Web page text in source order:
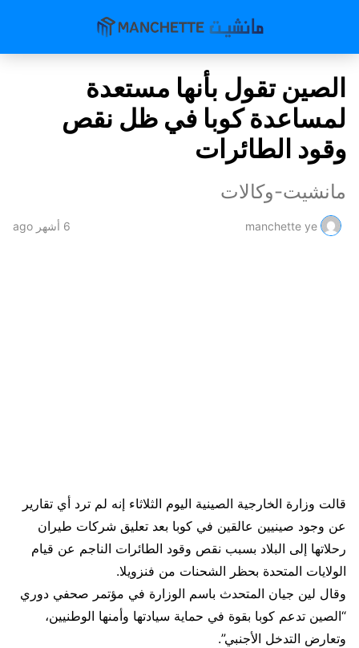
الصين تقول بأنها مستعدة
لمساعدة كوبا في ظل نقص
وقود الطائرات
مانشيت-وكالات
manchette ye 6 أشهر ago
قالت وزارة الخارجية الصينية اليوم الثلاثاء إنه لم ترد أي تقارير
عن وجود صينيين عالقين في كوبا بعد تعليق شركات طيران
رحلاتها إلى البلاد بسبب نقص وقود الطائرات الناجم عن قيام
الولايات المتحدة بحظر الشحنات من فنزويلا.
وقال لين جيان المتحدث باسم الوزارة في مؤتمر صحفي دوري
“الصين تدعم كوبا بقوة في حماية سيادتها وأمنها الوطنيين،
وتعارض التدخل الأجنبي”.